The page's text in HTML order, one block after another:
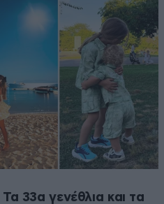
33α γενέθλια και τα